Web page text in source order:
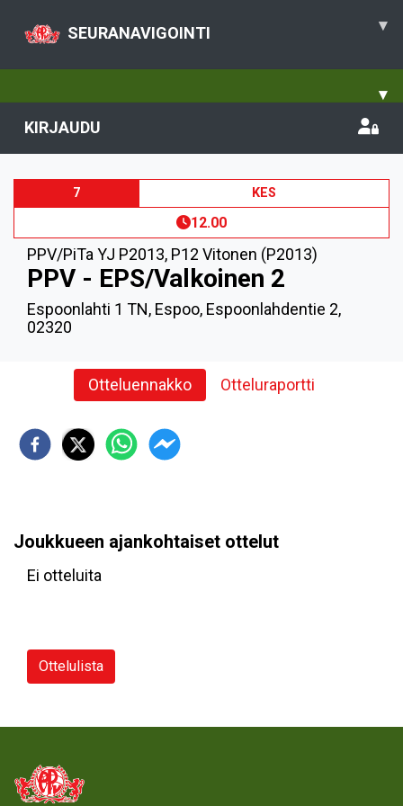
SEURANAVIGOINTI ▾
▾
KIRJAUDU
7 KES
12.00
PPV/PiTa YJ P2013, P12 Vitonen (P2013)
PPV - EPS/Valkoinen 2
Espoonlahti 1 TN, Espoo, Espoonlahdentie 2,
02320
Otteluennakko Otteluraportti
Joukkueen ajankohtaiset ottelut
Ei otteluita
Ottelulista